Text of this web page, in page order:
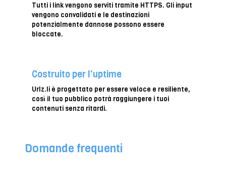
Tutti i link vengono serviti tramite HTTPS. Gli input
vengono convalidati e le destinazioni
potenzialmente dannose possono essere
bloccate.
Costruito per l'uptime
Urlz.li è progettato per essere veloce e resiliente,
così il tuo pubblico potrà raggiungere i tuoi
contenuti senza ritardi.
Domande frequenti